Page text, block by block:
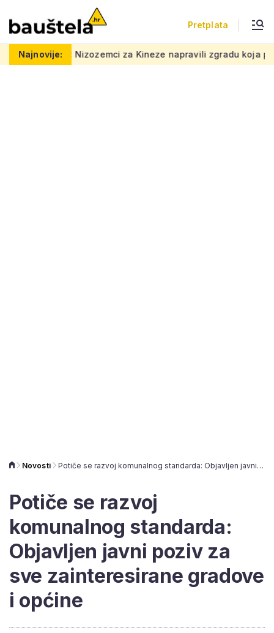
Pretplata
Najnovije:za Kineze napravili zgradu koja pomiče granice,
Novosti Potiče se razvoj komunalnog standarda: Objavljen javni poziv za sve zainteresirane gradove i općine
Potiče se razvoj
komunalnog standarda:
Objavljen javni poziv za
sve zainteresirane gradove
i općine